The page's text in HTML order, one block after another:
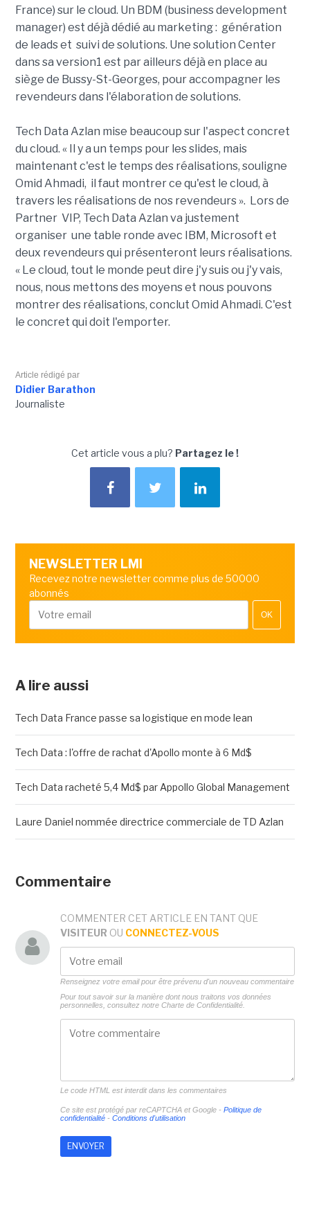
France) sur le cloud. Un BDM (business development
manager) est déjà dédié au marketing : génération
de leads et suivi de solutions. Une solution Center
dans sa version1 est par ailleurs déjà en place au
siège de Bussy-St-Georges, pour accompagner les
revendeurs dans l'élaboration de solutions.
Tech Data Azlan mise beaucoup sur l'aspect concret
du cloud. « Il y a un temps pour les slides, mais
maintenant c'est le temps des réalisations, souligne
Omid Ahmadi, il faut montrer ce qu'est le cloud, à
travers les réalisations de nos revendeurs ». Lors de
Partner VIP, Tech Data Azlan va justement
organiser une table ronde avec IBM, Microsoft et
deux revendeurs qui présenteront leurs réalisations.
« Le cloud, tout le monde peut dire j'y suis ou j'y vais,
nous, nous mettons des moyens et nous pouvons
montrer des réalisations, conclut Omid Ahmadi. C'est
le concret qui doit l'emporter.
Article rédigé par
Didier Barathon
Journaliste
Cet article vous a plu? Partagez le !
NEWSLETTER LMI
Recevez notre newsletter comme plus de 50000
abonnés
OK
A lire aussi
Tech Data France passe sa logistique en mode lean
Tech Data : l'offre de rachat d'Apollo monte à 6 Md$
Tech Data racheté 5,4 Md$ par Appollo Global Management
Laure Daniel nommée directrice commerciale de TD Azlan
Commentaire
COMMENTER CET ARTICLE EN TANT QUE
VISITEUR OU CONNECTEZ-VOUS
Renseignez votre email pour être prévenu d'un nouveau commentaire
Pour tout savoir sur la manière dont nous traitons vos données
personnelles, consultez notre Charte de Confidentialité.
Le code HTML est interdit dans les commentaires
Ce site est protégé par reCAPTCHA et Google - Politique de
confidentialité- Conditions d'utilisation